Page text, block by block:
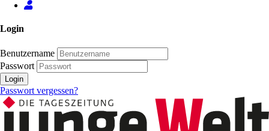
Login
Benutzername
Passwort
Login
Passwort vergessen?